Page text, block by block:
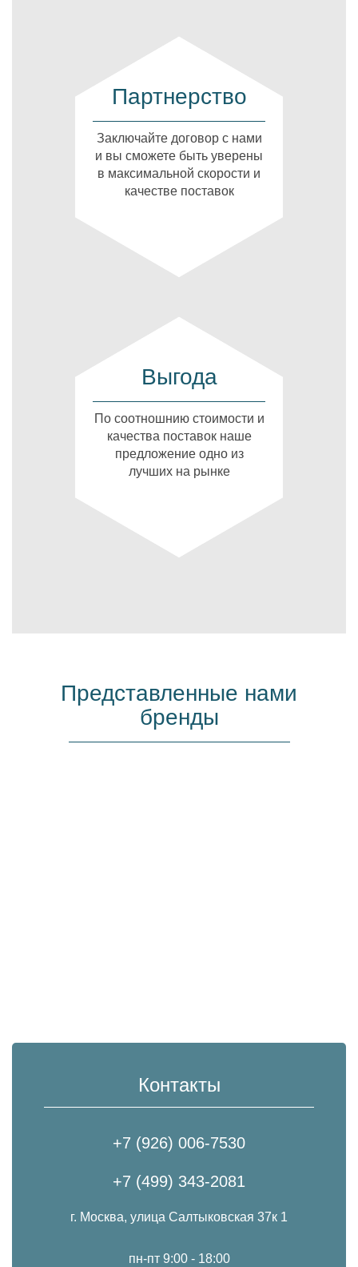
Партнерство
Заключайте договор с нами
и вы сможете быть уверены
в максимальной скорости и
качестве поставок
Выгода
По соотношнию стоимости и
качества поставок наше
предложение одно из
лучших на рынке
Представленные нами
бренды
Контакты
+7 (926) 006-7530
+7 (499) 343-2081
г. Москва, улица Салтыковская 37к 1
пн-пт 9:00 - 18:00